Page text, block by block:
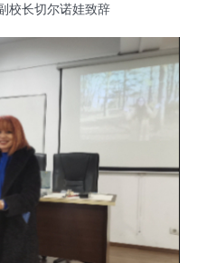
校长切尔诺娃致辞